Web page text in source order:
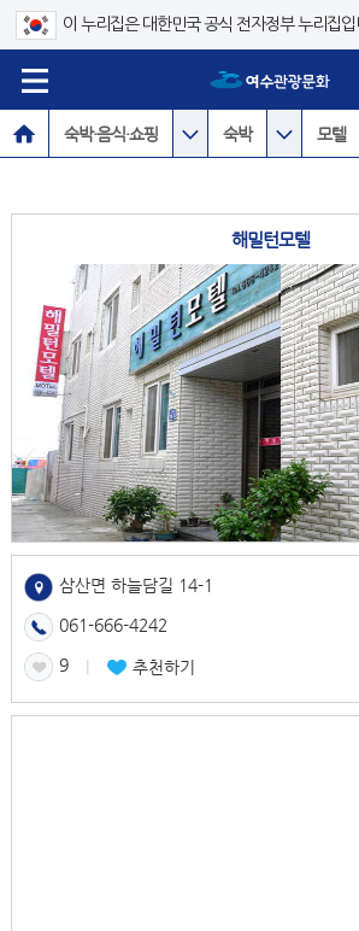
이 누리집은 대한민국 공식 전자정부 누리집입
숙박·음식·쇼핑 숙박 모텔
해밀턴모텔
삼산면 하늘담길 14-1
061-666-4242
9 l 추천하기